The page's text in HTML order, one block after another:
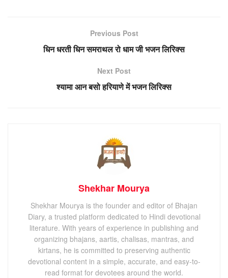
Previous Post
धिन धरती धिन समराथल रो धाम जी भजन लिरिक्स
Next Post
श्यामा आन बसो हरियाणे में भजन लिरिक्स
Shekhar Mourya
Shekhar Mourya is the founder and editor of Bhajan
Diary, a trusted platform dedicated to Hindi devotional
literature. With years of experience in publishing and
organizing bhajans, aartis, chalisas, mantras, and
kirtans, he is committed to preserving authentic
devotional content in a simple, accurate, and easy-to-
read format for devotees around the world.